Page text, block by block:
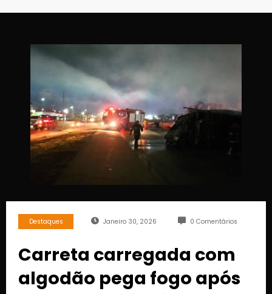
Destaques Janeiro 30, 2026 0 Comentários
Carreta carregada com
algodão pega fogo após